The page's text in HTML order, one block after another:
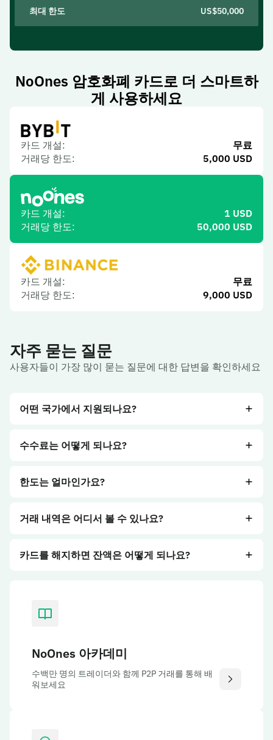
최대 한도 US$50,000
NoOnes 암호화폐 카드로 더 스마트하
게 사용하세요
카드 개설:
무료
거래당 한도:
5,000 USD
카드 개설:
1 USD
거래당 한도:
50,000 USD
카드 개설:
무료
거래당 한도:
9,000 USD
자주 묻는 질문
사용자들이 가장 많이 묻는 질문에 대한 답변을 확인하세요
어떤 국가에서 지원되나요?
NoOnes가 운영하는 모든 국가에서 가상 Visa 카드를
발급받을 수 있습니다.
발급된 NoOnes 가상 카드는 Visa가 허용되는 전 세계
은 온라인 쇼핑몰이나 Spotify, Netflix, Airbnb 등의 온
수수료는 어떻게 되나요?
To activate a new card, a fee of 1 USDT applies.
charged as follows:
For card payments made outside the U.S., a
3% cross-border fee plus $0.50 per
An "unsettled transaction" occurs when a merchant
(like Netflix or Amazon) tries to charge your card but
fails because:
한도는 얼마인가요?
NoOnes 가상 Visa 카드는 최소 $3 USD부터 최대
$500 USD까지 생성할 수 있습니다. $50,000의 더 높
니다.
거래 내역은 어디서 볼 수 있나요?
NoOnes 가상 Visa 카드의 거래 내역을 확인하려면
NoOnes 계정에 로그인한 후 지갑 → 가상 카드를 클릭
카드를 해지하면 잔액은 어떻게 되나요?
NoOnes 아카데미
수백만 명의 트레이더와 함께 P2P 거래를 통해 배
워보세요